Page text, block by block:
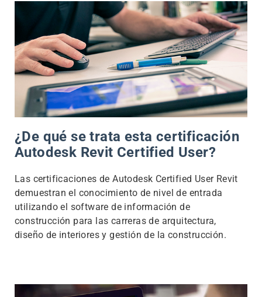
¿De qué se trata esta certificación
Autodesk Revit Certified User?
Las certificaciones de Autodesk Certified User Revit
demuestran el conocimiento de nivel de entrada
utilizando el software de información de
construcción para las carreras de arquitectura,
diseño de interiores y gestión de la construcción.